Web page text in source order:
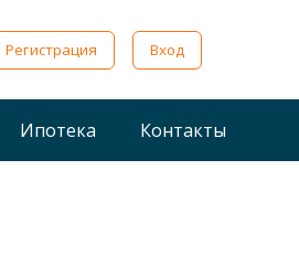
Регистрация Вход
Ипотека Контакты